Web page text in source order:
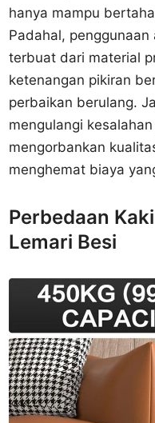
hanya mampu
Padahal,
terbuat dari material
ketenangan pikiran
perbaikan berulang.
mengulangi
mengorbankan
menghemat biaya
Perbedaan
Lemari Besi